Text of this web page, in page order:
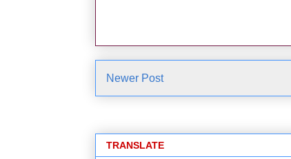
Newer Post
TRANSLATE